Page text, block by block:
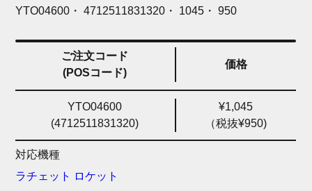
YTO04600・ 4712511831320・ 1045・ 950
ご注文コード
(POSコード)
価格
YTO04600
(4712511831320)
¥1,045
（税抜¥950)
対応機種
ラチェット ロケット